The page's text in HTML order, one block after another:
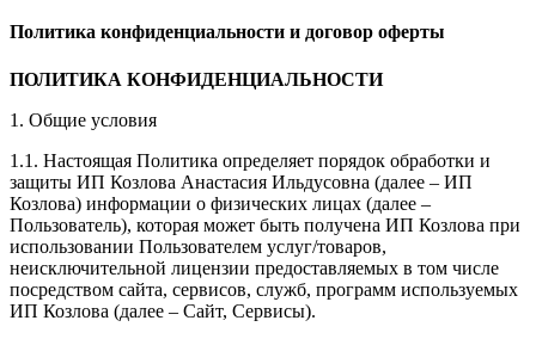
Политика конфиденциальности и договор оферты
ПОЛИТИКА КОНФИДЕНЦИАЛЬНОСТИ
1. Общие условия
1.1. Настоящая Политика определяет порядок обработки и
защиты ИП Козлова Анастасия Ильдусовна (далее – ИП
Козлова) информации о физических лицах (далее –
Пользователь), которая может быть получена ИП Козлова при
использовании Пользователем услуг/товаров,
неисключительной лицензии предоставляемых в том числе
посредством сайта, сервисов, служб, программ используемых
ИП Козлова (далее – Сайт, Сервисы).